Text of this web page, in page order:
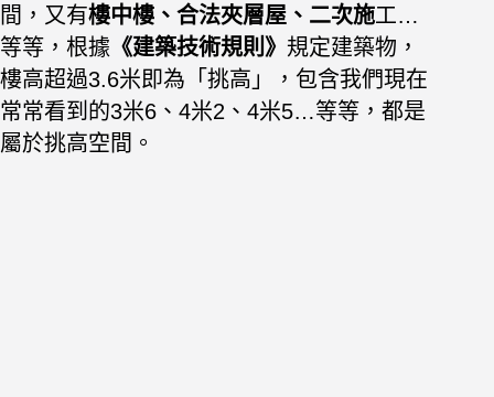
間，又有樓中樓、合法夾層屋、二次施工…
等等， 根據 《建築技術規則》 規定建築物，
樓高超過3.6米即為「挑高」，包含我們現在
常常看到的3米6、4米2、4米5…等等，都是
屬於挑高空間。